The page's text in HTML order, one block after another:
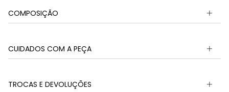
COMPOSIÇÃO
CUIDADOS COM A PEÇA
TROCAS E DEVOLUÇÕES